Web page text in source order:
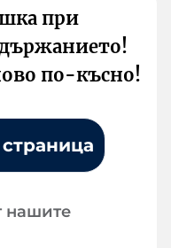
при
по-късно!
нашите